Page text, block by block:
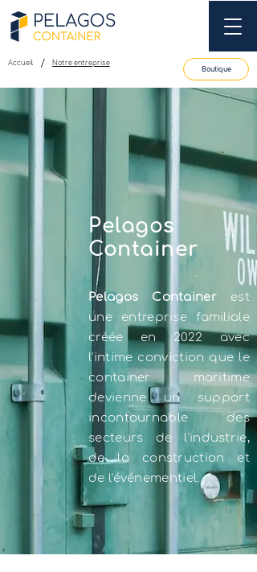
Accueil /
Notre entreprise
Boutique
Pelagos
Container
Pelagos Container est
une entreprise familiale
créée en 2022 avec
l'intime conviction que le
container maritime
devienne un support
incontournable des
secteurs de l'industrie,
de la construction et
de l'événementiel.